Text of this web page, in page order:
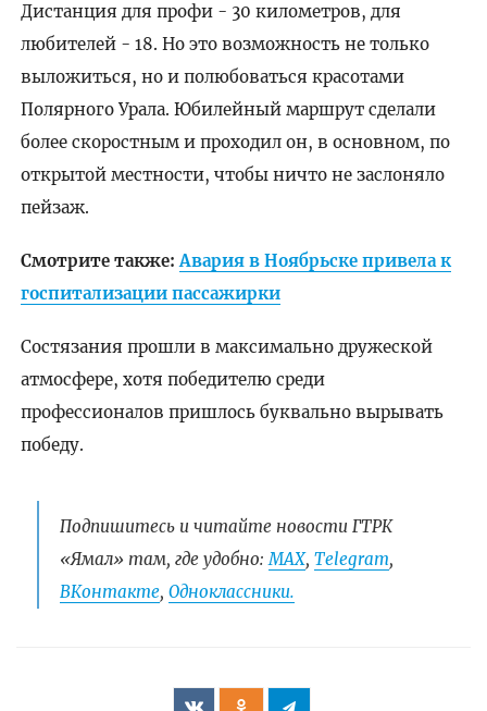
Дистанция для профи - 30 километров, для
любителей - 18. Но это возможность не только
выложиться, но и полюбоваться красотами
Полярного Урала. Юбилейный маршрут сделали
более скоростным и проходил он, в основном, по
открытой местности, чтобы ничто не заслоняло
пейзаж.
Смотрите также:Авария в Ноябрьске привела к
госпитализации пассажирки
Состязания прошли в максимально дружеской
атмосфере, хотя победителю среди
профессионалов пришлось буквально вырывать
победу.
Подпишитесь и читайте новости ГТРК
«Ямал» там, где удобно: МАХ, Telegram,
ВКонтакте, Одноклассники.